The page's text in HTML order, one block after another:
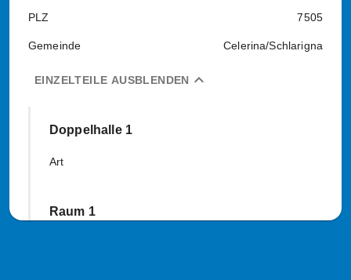
PLZ 7505
Gemeinde Celerina/Schlarigna
expand_less
EINZELTEILE AUSBLENDEN
Doppelhalle 1
Art
Raum 1